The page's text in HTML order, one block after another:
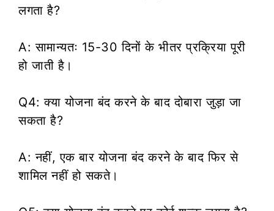
लगता है?
A: सामान्यतः 15-30 दिनों के भीतर प्रक्रिया पूरी
हो जाती है।
Q4: क्या योजना बंद करने के बाद दोबारा जुड़ा जा
सकता है?
A: नहीं, एक बार योजना बंद करने के बाद फिर से
शामिल नहीं हो सकते।